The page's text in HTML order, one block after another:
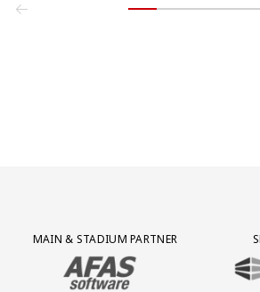
Partner Logos Grid
MAIN & STADIUM PARTNER
BEZOEK ONZE MAIN & STADIUMBEZOEK